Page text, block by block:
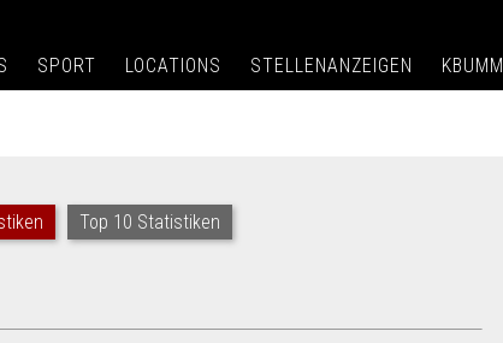
SPORT LOCATIONS STELLENANZEIGEN KBUMM
Top 10 Statistiken